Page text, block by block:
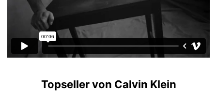
Topseller von Calvin Klein